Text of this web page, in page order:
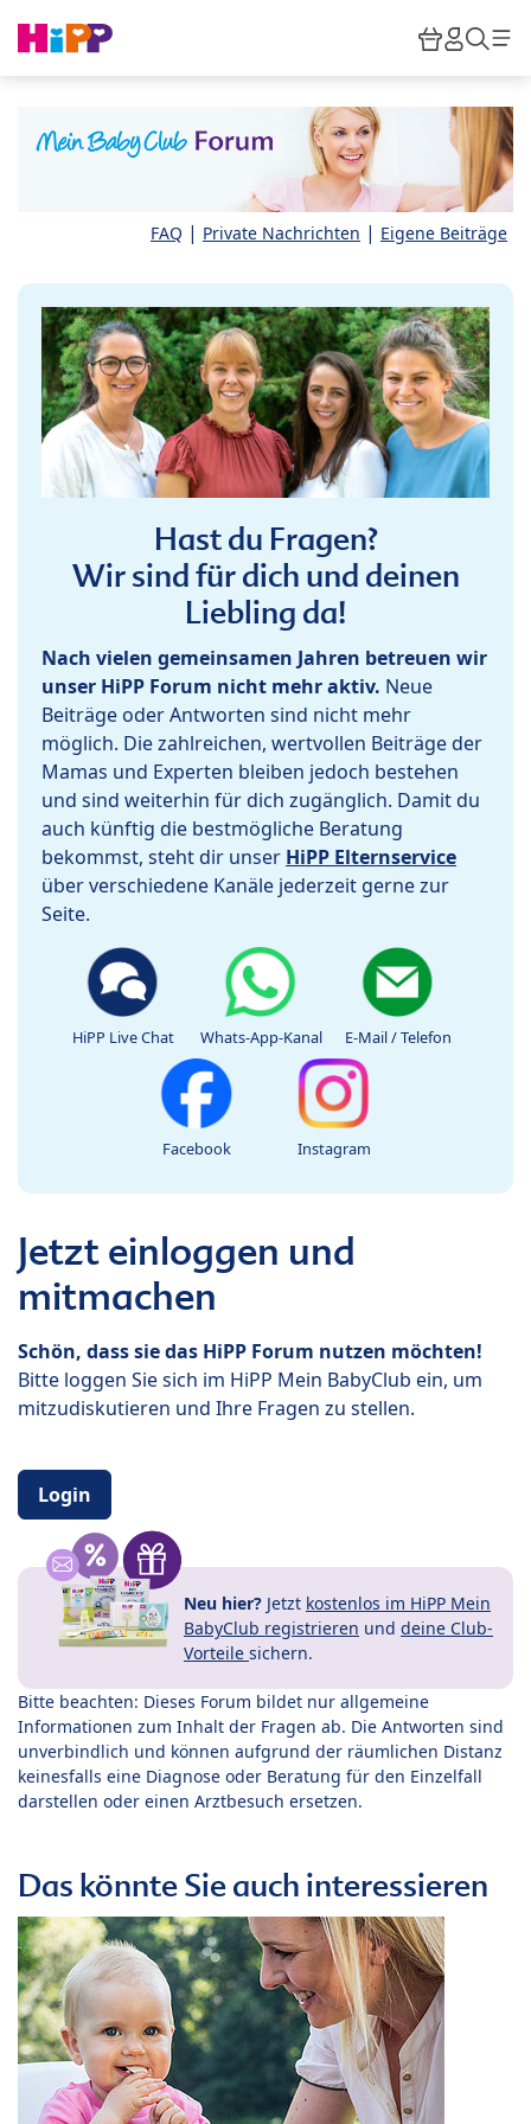
HiPP
FAQ | Private Nachrichten | Eigene Beiträge
Hast du Fragen?
Wir sind für dich und deinen
Liebling da!
Nach vielen gemeinsamen Jahren betreuen wir
unser HiPP Forum nicht mehr aktiv. Neue
Beiträge oder Antworten sind nicht mehr
möglich. Die zahlreichen, wertvollen Beiträge der
Mamas und Experten bleiben jedoch bestehen
und sind weiterhin für dich zugänglich. Damit du
auch künftig die bestmögliche Beratung
bekommst, steht dir unser HiPP Elternservice
über verschiedene Kanäle jederzeit gerne zur
Seite.
HiPP Live Chat Whats-App-Kanal E-Mail / Telefon
Facebook Instagram
Jetzt einloggen und
mitmachen
Schön, dass sie das HiPP Forum nutzen möchten!
Bitte loggen Sie sich im HiPP Mein BabyClub ein, um
mitzudiskutieren und Ihre Fragen zu stellen.
Login
Neu hier? Jetzt kostenlos im HiPP Mein
BabyClub registrieren und deine Club-
Vorteile sichern.
Bitte beachten: Dieses Forum bildet nur allgemeine
Informationen zum Inhalt der Fragen ab. Die Antworten sind
unverbindlich und können aufgrund der räumlichen Distanz
keinesfalls eine Diagnose oder Beratung für den Einzelfall
darstellen oder einen Arztbesuch ersetzen.
Das könnte Sie auch interessieren